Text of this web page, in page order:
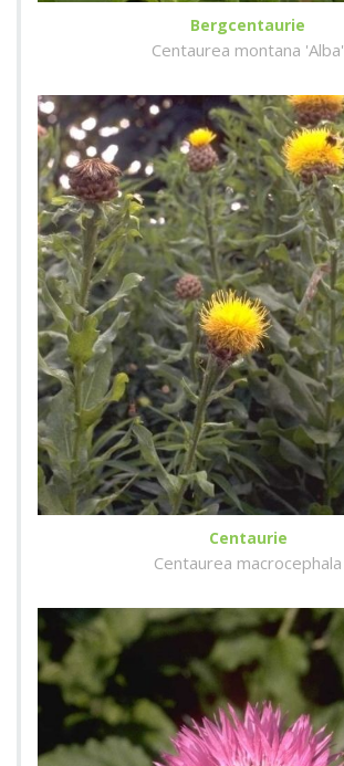
Bergcentaurie
Centaurea montana 'Alba'
Centaurie
Centaurea macrocephala